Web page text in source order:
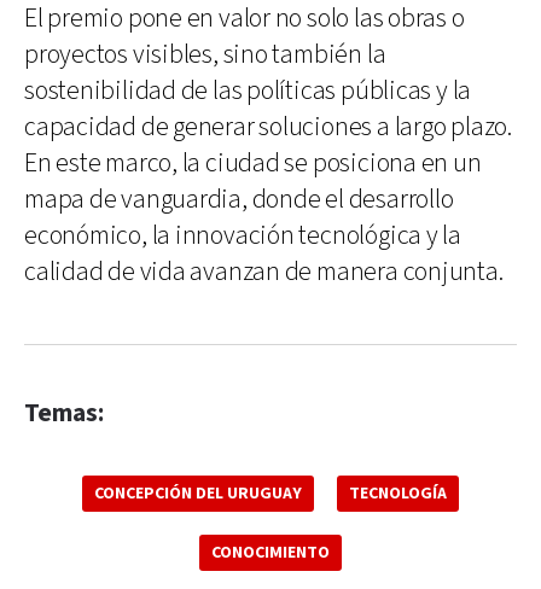
El premio pone en valor no solo las obras o
proyectos visibles, sino también la
sostenibilidad de las políticas públicas y la
capacidad de generar soluciones a largo plazo.
En este marco, la ciudad se posiciona en un
mapa de vanguardia, donde el desarrollo
económico, la innovación tecnológica y la
calidad de vida avanzan de manera conjunta.
Temas:
CONCEPCIÓN DEL URUGUAY TECNOLOGÍA
CONOCIMIENTO